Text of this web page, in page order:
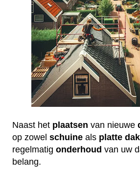
Naast het plaatsen van nieuwe
op zowel schuine als platte
regelmatig onderhoud van uw
belang.